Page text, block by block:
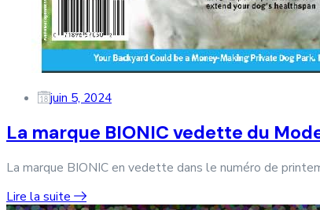
juin 5, 2024
La marque BIONIC vedette du
La marque BIONIC en vedette dans le numéro de
Lire la suite